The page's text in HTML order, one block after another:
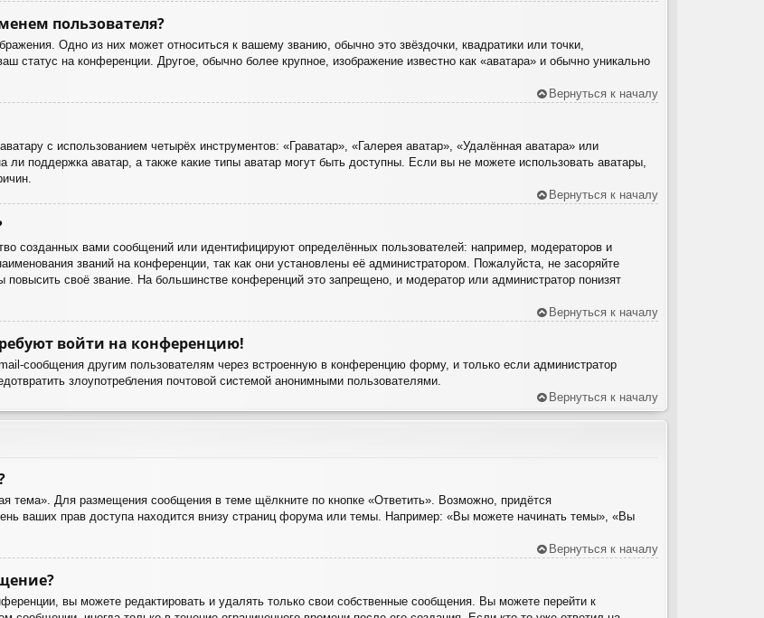
пользователя?
Одно из них может относиться к вашему званию, обычно это звёздочки, квадратики или точки,
статус на конференции. Другое, обычно более крупное, изображение известно как «аватара» и обычно уникально
Вернуться к началу
с использованием четырёх инструментов: «Граватар», «Галерея аватар», «Удалённая аватара» или
ли поддержка аватар, а также какие типы аватар могут быть доступны. Если вы не можете использовать аватары,
Вернуться к началу
созданных вами сообщений или идентифицируют определённых пользователей: например, модераторов и
званий на конференции, так как они установлены её администратором. Пожалуйста, не засоряйте
своё звание. На большинстве конференций это запрещено, и модератор или администратор понизят
Вернуться к началу
войти на конференцию!
сообщения другим пользователям через встроенную в конференцию форму, и только если администратор
злоупотребления почтовой системой анонимными пользователями.
Вернуться к началу
тема». Для размещения сообщения в теме щёлкните по кнопке «Ответить». Возможно, придётся
ваших прав доступа находится внизу страниц форума или темы. Например: «Вы можете начинать темы», «Вы
Вернуться к началу
вы можете редактировать и удалять только свои собственные сообщения. Вы можете перейти к